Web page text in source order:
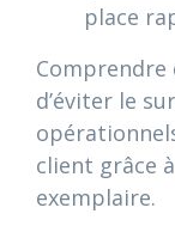
place
d’éviter le
client grâce
exemplaire.